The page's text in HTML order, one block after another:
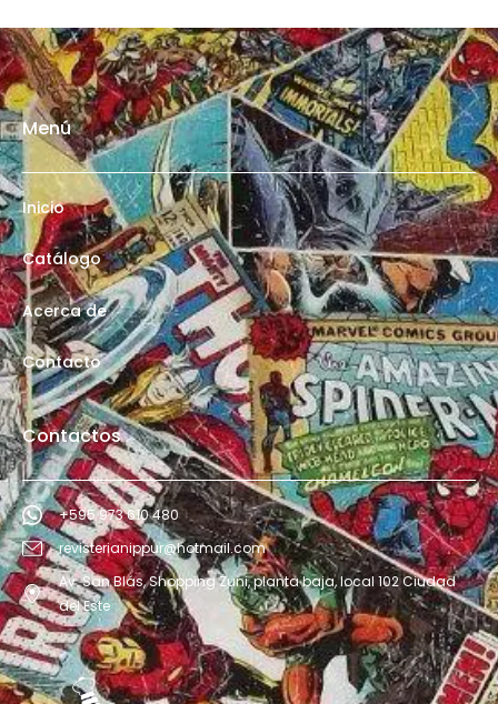
Menú
Inicio
Catálogo
Acerca de
Contacto
Contactos
+595 973 610 480
revisterianippur@hotmail.com
Av. San Blás, Shopping Zuni, planta baja, local 102 Ciudad
del Este